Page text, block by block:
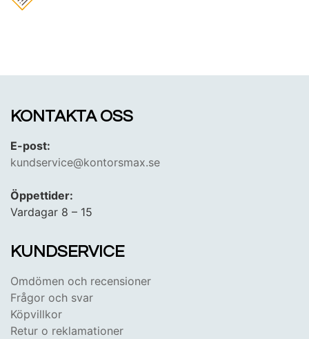
KONTAKTA OSS
E-post:
kundservice@kontorsmax.se
Öppettider:
Vardagar 8 – 15
KUNDSERVICE
Omdömen och recensioner
Frågor och svar
Köpvillkor
Retur o reklamationer